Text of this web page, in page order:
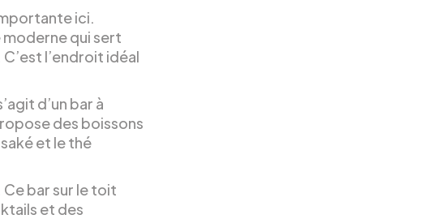
ici.
moderne qui sert
l’endroit idéal
d’un bar à
des boissons
et le thé
Ce bar sur le toit
et des